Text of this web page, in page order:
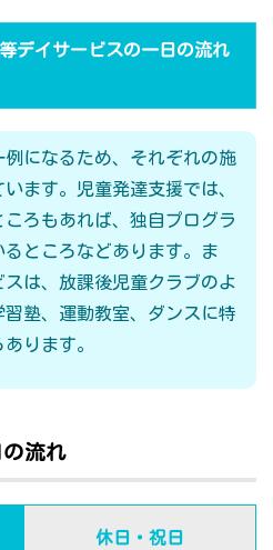
デイサービスの一日の流れ
になるため、それぞれの施
ます。児童発達支援では、
ろもあれば、独自プログラ
ところなどあります。ま
は、放課後児童クラブのよ
塾、運動教室、ダンスに特
ります。
流れ
休日・祝日